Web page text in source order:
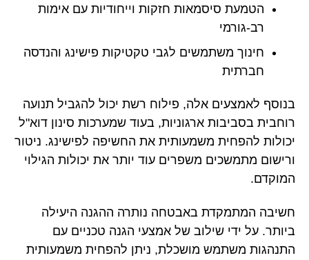
הטמעת סיסמאות חזקות וייחודיות עם אימות
רב-גורמי
חינוך משתמשים לגבי טקטיקות פישינג והנדסה
חברתית
בנוסף לאמצעים אלה, פילוח רשת יכול להגביל תנועה
רוחבית בסביבות ארגוניות, בעוד שמערכות סינון דוא"ל
יכולות להפחית משמעותית את החשיפה לפישינג. ניטור
ורישום מתמשכים משפרים עוד יותר את יכולות הגילוי
המוקדם.
חשיבה המתמקדת באבטחה נותרה ההגנה היעילה
ביותר. על ידי שילוב של אמצעי הגנה טכניים עם
התנהגות משתמש מושכלת, ניתן להפחית משמעותית